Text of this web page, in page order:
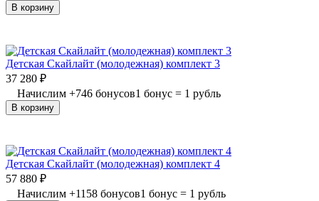
В корзину
Детская Скайлайт (молодежная) комплект 3
37 280 ₽
Начислим +746 бонусов1 бонус = 1 рубль
В корзину
Детская Скайлайт (молодежная) комплект 4
57 880 ₽
Начислим +1158 бонусов1 бонус = 1 рубль